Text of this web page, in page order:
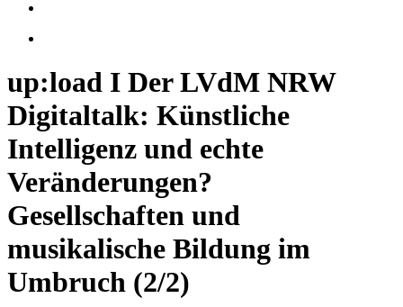
up:load I Der LVdM NRW
Digitaltalk: Künstliche
Intelligenz und echte
Veränderungen?
Gesellschaften und
musikalische Bildung im
Umbruch (2/2)